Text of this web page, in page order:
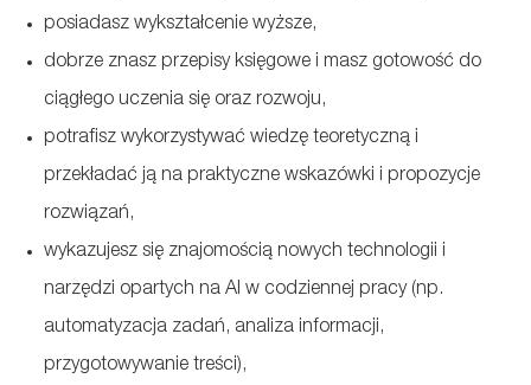
posiadasz wykształcenie wyższe,
dobrze znasz przepisy księgowe i masz gotowość do
ciągłego uczenia się oraz rozwoju,
potrafisz wykorzystywać wiedzę teoretyczną i
przekładać ją na praktyczne wskazówki i propozycje
rozwiązań,
wykazujesz się znajomością nowych technologii i
narzędzi opartych na AI w codziennej pracy (np.
automatyzacja zadań, analiza informacji,
przygotowywanie treści),